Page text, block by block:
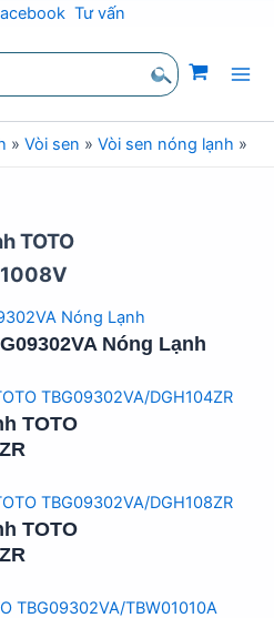
Tư vấn
» Vòi sen » Vòi sen nóng lạnh »
TOTO
Nóng Lạnh
TOTO
TOTO